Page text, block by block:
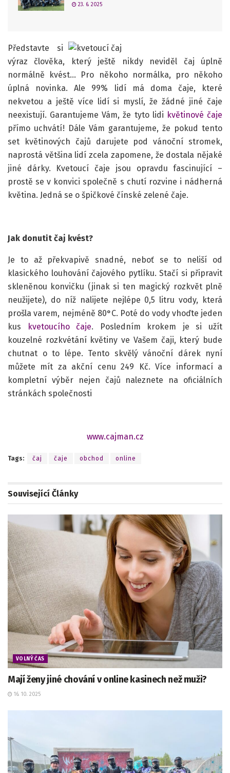
23. 6. 2025
Představte si
výraz člověka, který ještě nikdy neviděl čaj úplně
normálně kvést… Pro někoho normálka, pro někoho
úplná novinka. Ale 99% lidí má doma čaje, které
nekvetou a ještě více lidí si myslí, že žádné jiné čaje
neexistují. Garantujeme Vám, že tyto lidi květinové čaje
přímo uchvátí! Dále Vám garantujeme, že pokud tento
set květinových čajů darujete pod vánoční stromek,
naprostá většina lidí zcela zapomene, že dostala nějaké
jiné dárky. Kvetoucí čaje jsou opravdu fascinující –
prostě se v konvici společně s chutí rozvine i nádherná
květina. Jedná se o špičkové čínské zelené čaje.
Jak donutit čaj kvést?
Je to až překvapivě snadné, neboť se to neliší od
klasického louhování čajového pytlíku. Stačí si připravit
skleněnou konvičku (jinak si ten magický rozkvět plně
neužijete), do níž nalijete nejlépe 0,5 litru vody, která
prošla varem, nejméně 80°C. Poté do vody vhoďte jeden
kus
kvetoucího čaje. Posledním krokem je si užít
kouzelné rozkvétání květiny ve Vašem čaji, který bude
chutnat o to lépe. Tento skvělý vánoční dárek nyní
můžete mít za akční cenu 249 Kč. Více informací a
kompletní výběr nejen čajů naleznete na oficiálních
stránkách společnosti
www.cajman.cz
Tags: čaj čaje obchod online
Související Články
VOLNÝ ČAS
Mají ženy jiné chování v online kasinech než muži?
16. 10. 2025